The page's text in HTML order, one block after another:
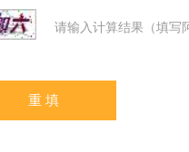
请输入计算结果（填写